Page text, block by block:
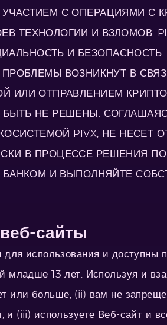
С ОПЕРАЦИЯМИ С
ТЕХНОЛОГИИ И ВЗЛОМОВ.
И
ВОЗНИКНУТ В
ИЛИ ОТПРАВЛЕНИЕМ
НЕ РЕШЕНЫ.
PIVX, НЕ НЕСЕТ
В ПРОЦЕССЕ РЕШЕНИЯ
БАНКОМ И ВЫПОЛНЯЙТЕ
сайты
использования и доступны
младше 13 лет. Используя и
или больше, (ii) вам не
(iii) используете Веб-сайт и